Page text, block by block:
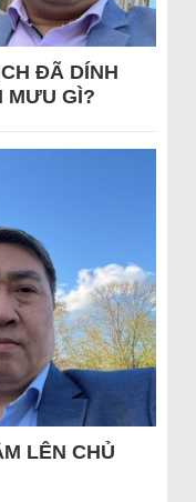
ĐÃ DÍNH
MƯU GÌ?
LÊN CHỦ